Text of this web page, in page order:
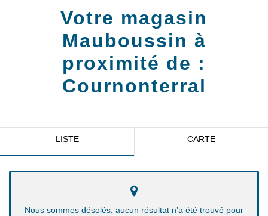
Votre magasin
Mauboussin à
proximité de :
Cournonterral
LISTE CARTE
Nous sommes désolés, aucun résultat n’a été trouvé pour